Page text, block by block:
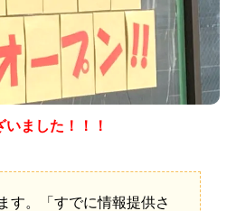
ました！！！
す。「すでに情報提供さ